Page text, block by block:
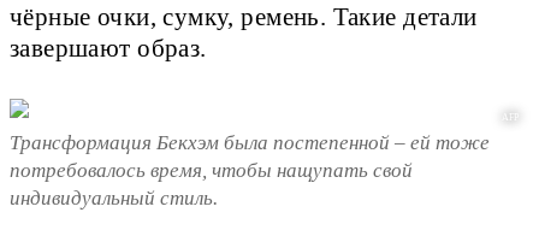
чёрные очки, сумку, ремень. Такие детали
завершают образ.
AFP
Трансформация Бекхэм была постепенной – ей тоже
потребовалось время, чтобы нащупать свой
индивидуальный стиль.